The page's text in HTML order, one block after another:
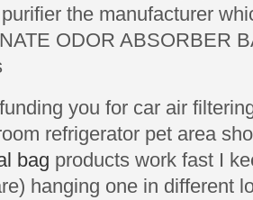
the manufacturer
ODOR ABSORBER
you for car air
refrigerator pet area
bag products work fast I
hanging one in different